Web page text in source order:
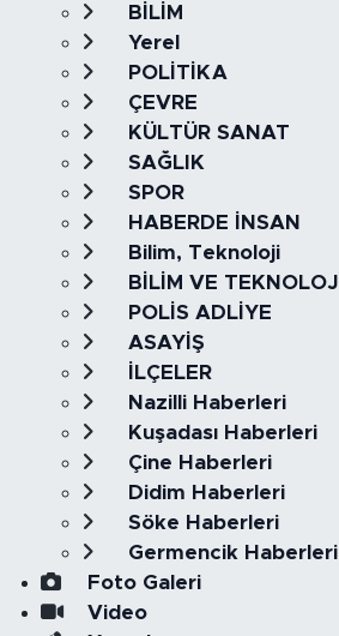
BİLİM
Yerel
POLİTİKA
ÇEVRE
KÜLTÜR SANAT
SAĞLIK
SPOR
HABERDE İNSAN
Bilim, Teknoloji
BİLİM VE TEKNOLOJİ
POLİS ADLİYE
ASAYİŞ
İLÇELER
Nazilli Haberleri
Kuşadası Haberleri
Çine Haberleri
Didim Haberleri
Söke Haberleri
Germencik Haberleri
Foto Galeri
Video